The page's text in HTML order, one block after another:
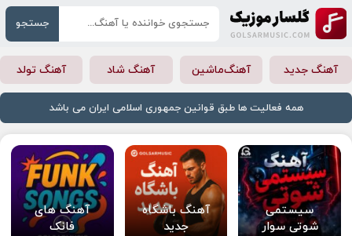
جستجو
آهنگ جدید آهنگ‌ماشین آهنگ شاد آهنگ تولد
همه فعالیت ها طبق قوانین جمهوری اسلامی ایران می باشد
سیستمی
شوتی سوار
آهنگ باشگاه
جدید
آهنگ های
فانک